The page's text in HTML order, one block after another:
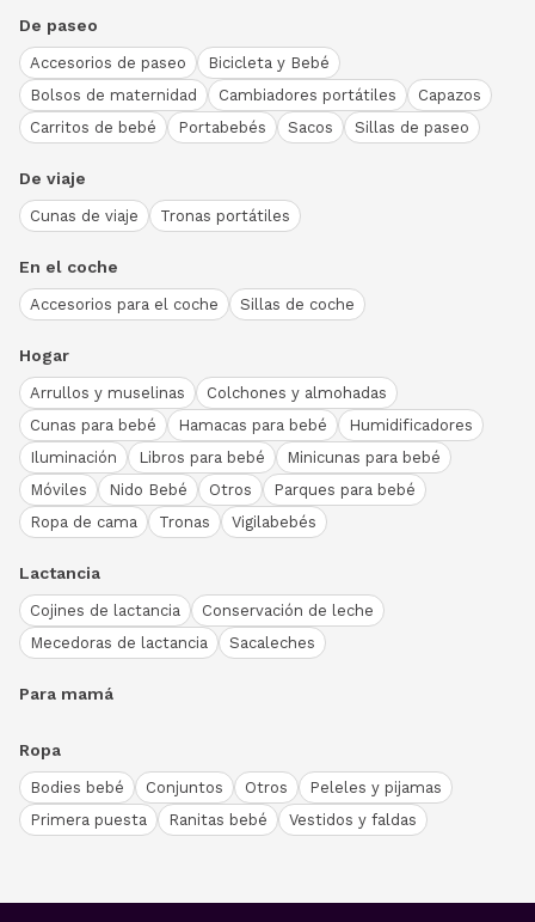
De paseo
Accesorios de paseo
Bicicleta y Bebé
Bolsos de maternidad
Cambiadores portátiles
Capazos
Carritos de bebé
Portabebés Sacos Sillas de paseo
De viaje
Cunas de viaje Tronas portátiles
En el coche
Accesorios para el coche Sillas de coche
Hogar
Arrullos y muselinas
Colchones y almohadas
Cunas para bebé
Hamacas para bebé
Humidificadores
Iluminación
Libros para bebé
Minicunas para bebé
Móviles
Nido Bebé Otros
Parques para bebé
Ropa de cama
Tronas Vigilabebés
Lactancia
Cojines de lactancia
Conservación de leche
Mecedoras de lactancia
Sacaleches
Para mamá
Ropa
Bodies bebé Conjuntos Otros
Peleles y pijamas
Primera puesta
Ranitas bebé Vestidos y faldas